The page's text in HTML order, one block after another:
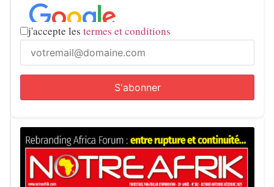
j'accepte les termes et conditions